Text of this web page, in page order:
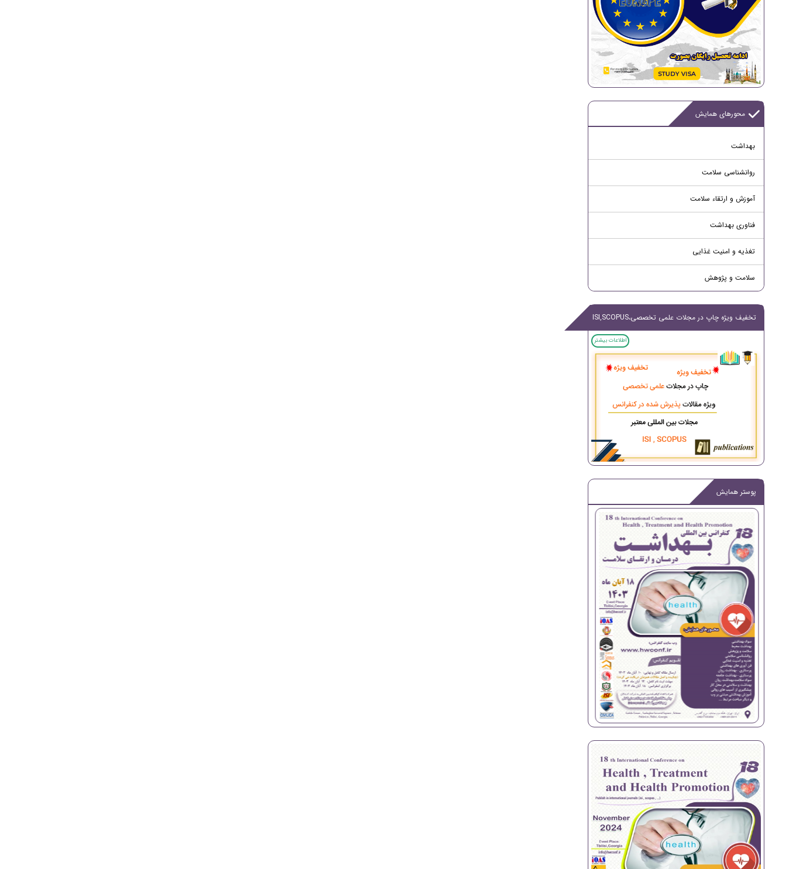
محورهای همایش
بهداشت
روانشناسی سلامت
آموزش و ارتقاء سلامت
فناوری بهداشت
تغذیه و امنیت غذایی
سلامت و پژوهش
تخفیف ویژه چاپ در مجلات علمی تخصصی،ISI,SCOPUS
اطلاعات بیشتر
پوستر همایش